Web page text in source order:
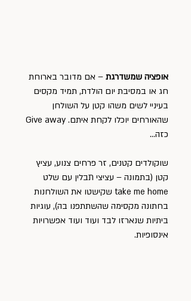
אופציה שמשדרגת – אם מדובר בארוחת
חג או במסיבת יום הולדת, תמיד מקסים
בעיניי לשים משהו קטן על השולחן
כזה…
שוקולדים קטנים, זר פרחים צנוע, עציץ
קטן (בתמונה – עציצי תבלין עם שלט
take me home שקישטו את השולחנות
בחתונה מקסימה שהשתתפנו בה), עוגיות
ביתיות שנארזו לבד ועוד ועוד אפשרויות
אינסופיות.